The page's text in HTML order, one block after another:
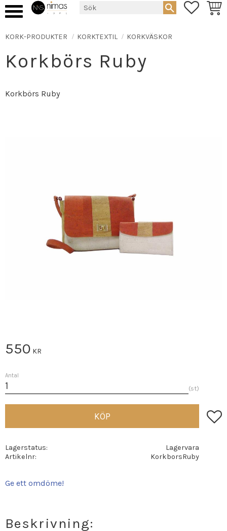
KORK-PRODUKTER KORKTEXTIL KORKVÄSKOR
Korkbörs Ruby
Korkbörs Ruby
550 KR
Antal
st
KÖP
Lagerstatus
Lagervara
Artikelnr
KorkborsRuby
Ge ett omdöme!
Beskrivning: